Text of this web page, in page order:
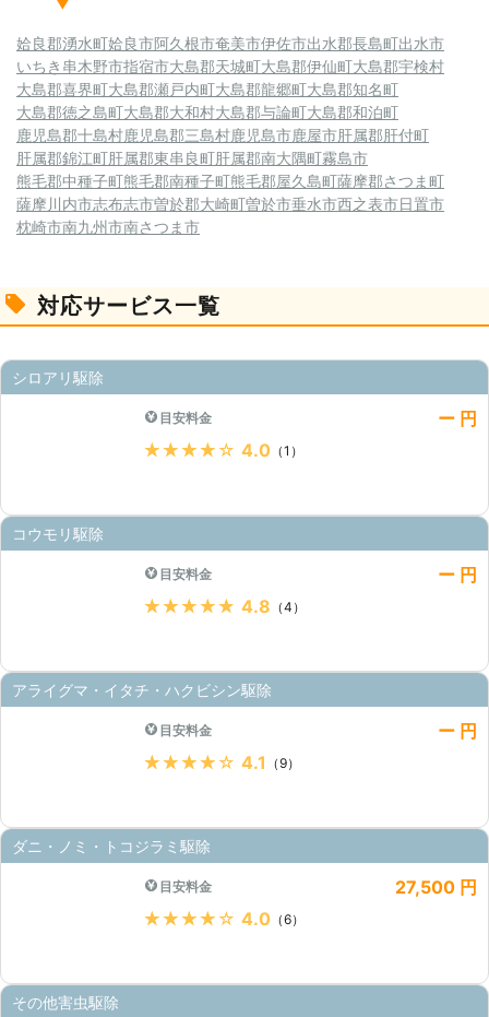
姶良郡湧水町姶良市阿久根市奄美市伊佐市出水郡長島町出水市
いちき串木野市指宿市大島郡天城町大島郡伊仙町大島郡宇検村
大島郡喜界町大島郡瀬戸内町大島郡龍郷町大島郡知名町
大島郡徳之島町大島郡大和村大島郡与論町大島郡和泊町
鹿児島郡十島村鹿児島郡三島村鹿児島市鹿屋市肝属郡肝付町
肝属郡錦江町肝属郡東串良町肝属郡南大隅町霧島市
熊毛郡中種子町熊毛郡南種子町熊毛郡屋久島町薩摩郡さつま町
薩摩川内市志布志市曽於郡大崎町曽於市垂水市西之表市日置市
枕崎市南九州市南さつま市
対応サービス一覧
シロアリ駆除
目安料金
ー 円
★★★★★ 4.0 （1）
コウモリ駆除
目安料金
ー 円
★★★★★ 4.8 （4）
アライグマ・イタチ・ハクビシン駆除
目安料金
ー 円
★★★★★ 4.1 （9）
ダニ・ノミ・トコジラミ駆除
目安料金
27,500 円
★★★★★ 4.0 （6）
その他害虫駆除